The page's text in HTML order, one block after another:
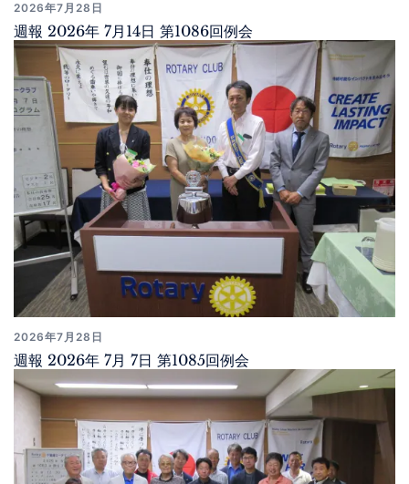
2026年7月28日
週報 2026年 7月14日 第1086回例会
2026年7月28日
週報 2026年 7月 7日 第1085回例会